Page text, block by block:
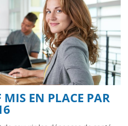
EN PLACE PAR